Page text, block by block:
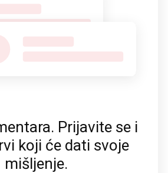
Prijavite se i
koji će dati svoje
mišljenje.